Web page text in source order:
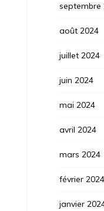
septembre
août 2024
juillet 2024
juin 2024
mai 2024
avril 2024
mars 2024
février 2024
janvier